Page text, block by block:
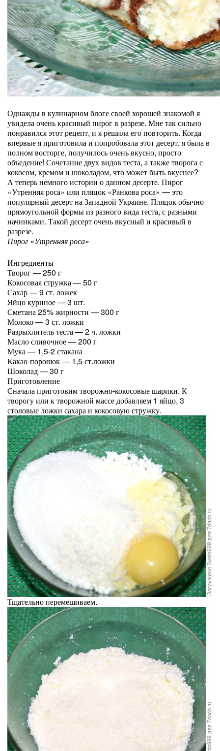
Однажды в кулинарном блоге своей хорошей знакомой я
увидела очень красивый пирог в разрезе. Мне так сильно
понравился этот рецепт, и я решила его повторить. Когда
впервые я приготовила и попробовала этот десерт, я была в
полном восторге, получилось очень вкусно, просто
объедение! Сочетание двух видов теста, а также творога с
кокосом, кремом и шоколадом, что может быть вкуснее?
А теперь немного истории о данном десерте. Пирог
«Утренняя роса» или пляцок «Ранкова роса» — это
популярный десерт на Западной Украине. Пляцок обычно
прямоугольной формы из разного вида теста, с разными
начинками. Такой десерт очень вкусный и красивый в
разрезе.
Пирог «Утренняя роса»
Ингредиенты
Творог — 250 г
Кокосовая стружка — 50 г
Сахар — 9 ст. ложек
Яйцо куриное — 3 шт.
Сметана 25% жирности — 300 г
Молоко — 3 ст. ложки
Разрыхлитель теста — 2 ч. ложки
Масло сливочное — 200 г
Мука — 1,5-2 стакана
Какао-порошок — 1,5 ст.ложки
Шоколад — 30 г
Приготовление
Сначала приготовим творожно-кокосовые шарики. К
творогу или к творожной массе добавляем 1 яйцо, 3
столовые ложки сахара и кокосовую стружку.
Тщательно перемешиваем.